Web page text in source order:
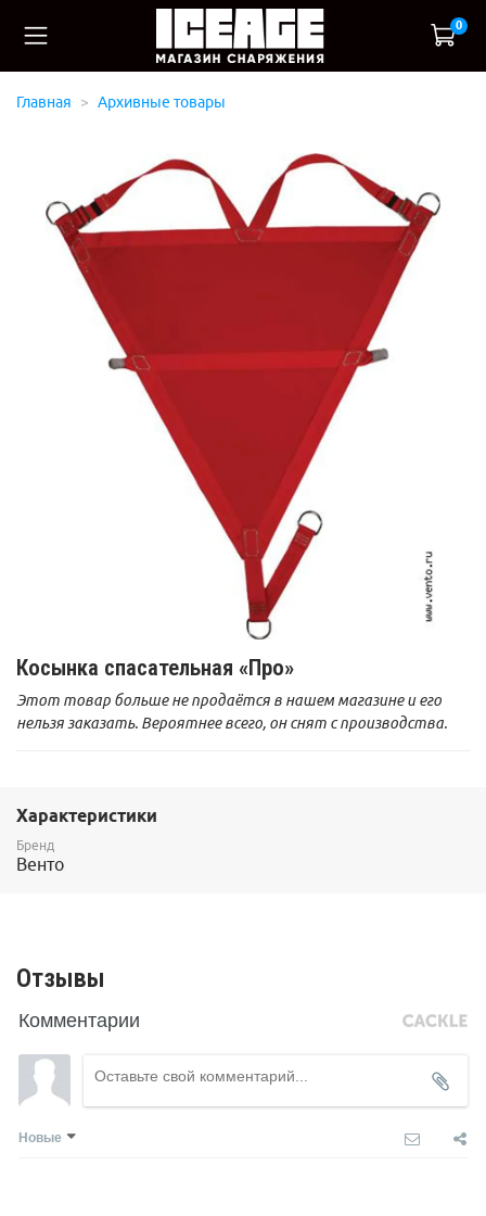
0
Главная Архивные товары
Косынка спасательная «Про»
Этот товар больше не продаётся в нашем магазине и его
нельзя заказать. Вероятнее всего, он снят с производства.
Характеристики
Бренд
Венто
Отзывы
Комментарии
Новые